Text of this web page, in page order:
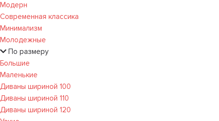
Модерн
Современная классика
Минимализм
Молодежные
По размеру
Большие
Маленькие
Диваны шириной 100
Диваны шириной 110
Диваны шириной 120